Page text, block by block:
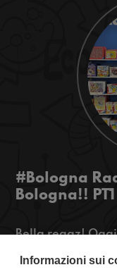
#Bologna
Bologna!! PT1
Bella regaz!
del marketing e
Informazioni sui